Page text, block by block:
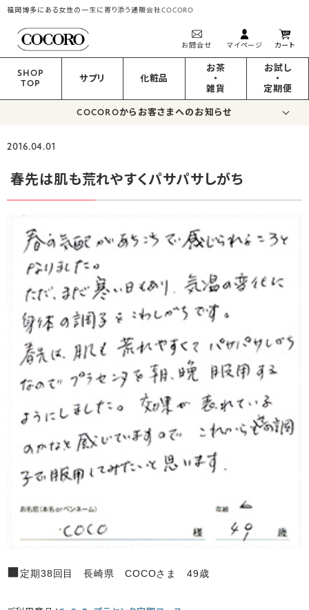
福岡博多にある女性の一生に寄り添う通販会社COCORO
お問合せ マイページ カート
SHOP
TOP
サプリ 化粧品
お茶
・
雑貨
お試し
・
定期便
COCOROからお客さまへのお知らせ
2016.04.01
春先は肌も荒れやすくパサパサしがち
■定期38回目 長崎県 COCOさま 49歳